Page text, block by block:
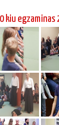
kiu egzaminas